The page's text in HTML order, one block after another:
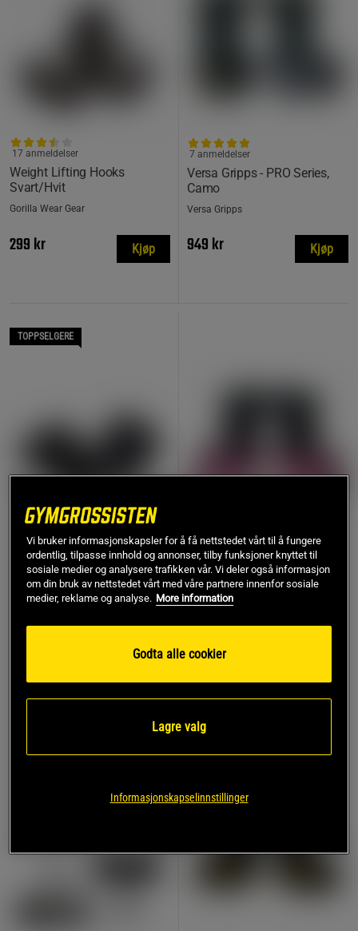
Weight Lifting Hooks
Svart/Hvit
17 anmeldelser
Gorilla Wear Gear
299 kr Kjøp
Versa Gripps - PRO Series,
Camo
7 anmeldelser
Versa Gripps
949 kr Kjøp
TOPPSELGERE
Basic Gym Glove, black
54 anmeldelser
Better Bodies Gear
Kjøp
Versa Gripps CLASSIC
Authentic, Pink Label
1 anmeldelser
679 kr
Vi bruker informasjonskapsler for å få nettstedet vårt til å fungere
ordentlig, tilpasse innhold og annonser, tilby funksjoner knyttet til
sosiale medier og analysere trafikken vår. Vi deler også informasjon
om din bruk av nettstedet vårt med våre partnere innenfor sosiale
medier, reklame og analyse. More information
Godta alle cookier
Lagre valg
Informasjonskapselinnstillinger